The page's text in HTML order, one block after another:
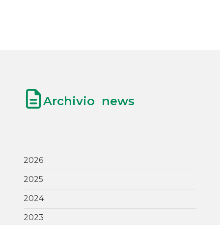
Archivio news
2026
2025
2024
2023